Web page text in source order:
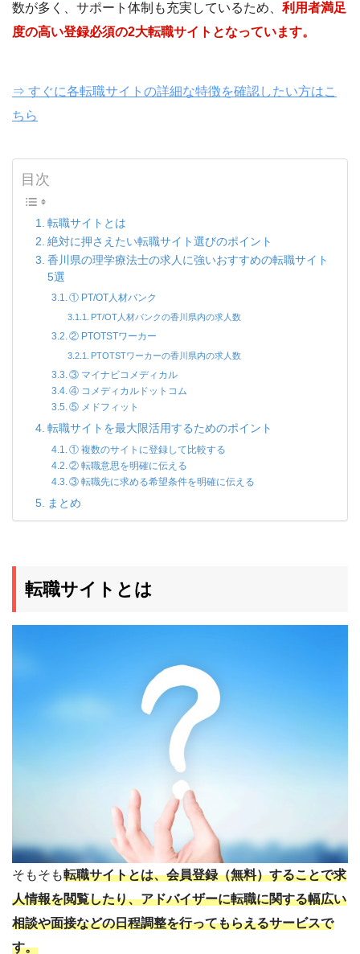
数が多く、サポート体制も充実しているため、 利用者満足
度の高い登録必須の2大転職サイトとなっています。
⇒ すぐに各転職サイトの詳細な特徴を確認したい方はこ
ちら
目次
転職サイトとは
絶対に押さえたい転職サイト選びのポイント
香川県の理学療法士の求人に強いおすすめの転職サイト
5選
① PT/OT人材バンク
PT/OT人材バンクの香川県内の求人数
② PTOTSTワーカー
PTOTSTワーカーの香川県内の求人数
③ マイナビコメディカル
④ コメディカルドットコム
⑤ メドフィット
転職サイトを最大限活用するためのポイント
① 複数のサイトに登録して比較する
② 転職意思を明確に伝える
③ 転職先に求める希望条件を明確に伝える
まとめ
転職サイトとは
そもそも転職サイトとは、会員登録（無料）することで求
人情報を閲覧したり、アドバイザーに転職に関する幅広い
相談や面接などの日程調整を行ってもらえるサービスで
す。